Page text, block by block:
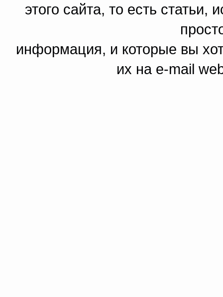
этого сайта, то есть
информация, и которые вы
их на e-mail